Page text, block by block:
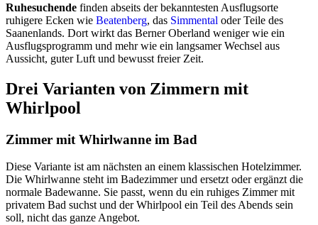
Ruhesuchende finden abseits der bekanntesten Ausflugsorte
ruhigere Ecken wie Beatenberg, das Simmental oder Teile des
Saanenlands. Dort wirkt das Berner Oberland weniger wie ein
Ausflugsprogramm und mehr wie ein langsamer Wechsel aus
Aussicht, guter Luft und bewusst freier Zeit.
Drei Varianten von Zimmern mit
Whirlpool
Zimmer mit Whirlwanne im Bad
Diese Variante ist am nächsten an einem klassischen Hotelzimmer.
Die Whirlwanne steht im Badezimmer und ersetzt oder ergänzt die
normale Badewanne. Sie passt, wenn du ein ruhiges Zimmer mit
privatem Bad suchst und der Whirlpool ein Teil des Abends sein
soll, nicht das ganze Angebot.